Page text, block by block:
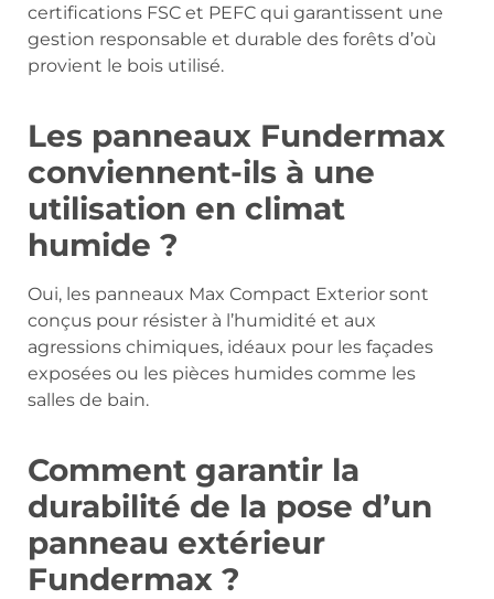
certifications FSC et PEFC qui garantissent une
gestion responsable et durable des forêts d’où
provient le bois utilisé.
Les panneaux Fundermax
conviennent-ils à une
utilisation en climat
humide ?
Oui, les panneaux Max Compact Exterior sont
conçus pour résister à l’humidité et aux
agressions chimiques, idéaux pour les façades
exposées ou les pièces humides comme les
salles de bain.
Comment garantir la
durabilité de la pose d’un
panneau extérieur
Fundermax ?